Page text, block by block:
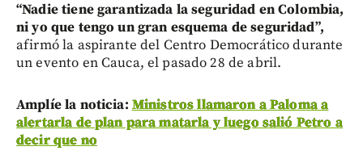
“Nadie tiene garantizada la seguridad en Colombia,
ni yo que tengo un gran esquema de seguridad”,
afirmó la aspirante del Centro Democrático durante
un evento en Cauca, el pasado 28 de abril.
Amplíe la noticia: Ministros llamaron a Paloma a
alertarla de plan para matarla y luego salió Petro a
decir que no